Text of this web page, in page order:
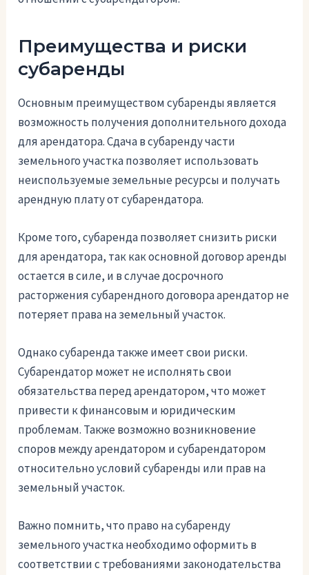
Преимущества и риски
субаренды
Основным преимуществом субаренды является
возможность получения дополнительного дохода
для арендатора. Сдача в субаренду части
земельного участка позволяет использовать
неиспользуемые земельные ресурсы и получать
арендную плату от субарендатора.
Кроме того, субаренда позволяет снизить риски
для арендатора, так как основной договор аренды
остается в силе, и в случае досрочного
расторжения субарендного договора арендатор не
потеряет права на земельный участок.
Однако субаренда также имеет свои риски.
Субарендатор может не исполнять свои
обязательства перед арендатором, что может
привести к финансовым и юридическим
проблемам. Также возможно возникновение
споров между арендатором и субарендатором
относительно условий субаренды или прав на
земельный участок.
Важно помнить, что право на субаренду
земельного участка необходимо оформить в
соответствии с требованиями законодательства